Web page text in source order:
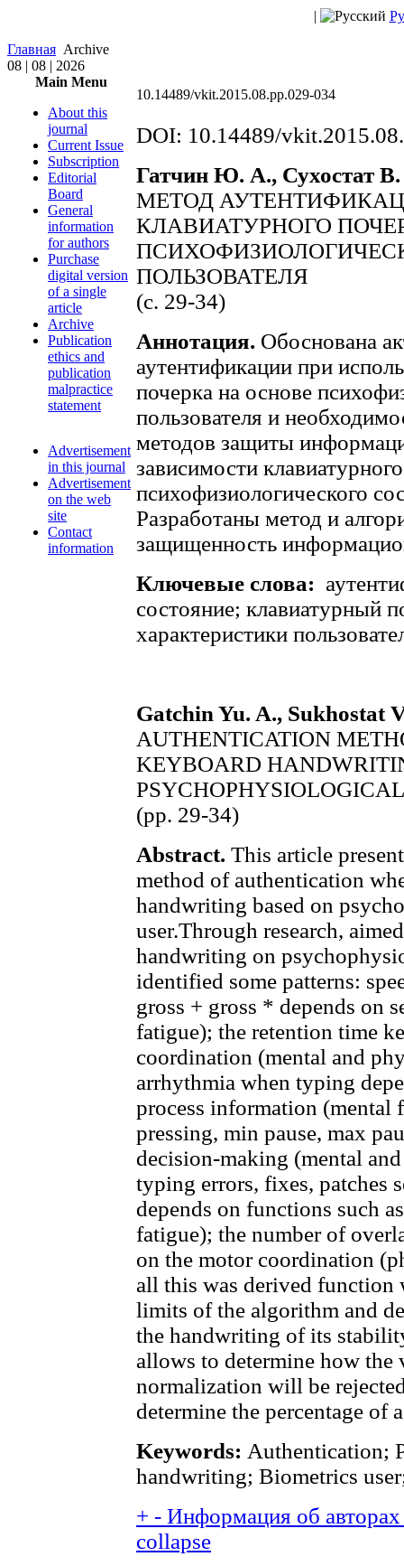
|
Главная Archive
08 | 08 | 2026
Main Menu
About this
journal
Current Issue
Subscription
Editorial
Board
General
information
for authors
Purchase
digital version
of a single
article
Archive
Publication
ethics and
publication
malpractice
statement
Advertisement
in this journal
Advertisement
on the web
site
Contact
information
10.14489/vkit.2015.08.pp.029-034
DOI: 10.14489/
Гатчин Ю. А., Сухостат
МЕТОД
КЛАВИАТУРНОГО
ПОЛЬЗОВАТЕЛЯ
(с. 29-34)
Аннотация. Обоснована
аутентификации при
почерка на основе
пользователя и
методов защиты
зависимости
психофизиологического
Разработаны метод и
защищенность
Ключевые слова:
состояние; клавиатурный
характеристики
Gatchin Yu. A., Sukhostat
AUTHENTICATION
KEYBOARD
(pp. 29-34)
Abstract. This article
method of authentication
handwriting based on
user.Through research,
handwriting on
identified some patterns:
gross + gross * depends on
fatigue); the retention time
coordination (mental and
arrhythmia when typing
process information (mental
pressing, min pause, max
decision-making (mental
typing errors, fixes, patches
depends on functions such
fatigue); the number of
on the motor coordination
all this was derived
limits of the algorithm and
the handwriting of its
allows to determine how the
normalization will be
determine the percentage of
Keywords: Authentication;
handwriting; Biometrics
+ - Информация об
collapse